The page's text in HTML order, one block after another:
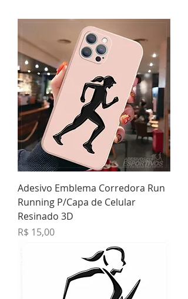
Adesivo Emblema Corredora Run
Running P/Capa de Celular
Resinado 3D
Preço
R$ 15,00